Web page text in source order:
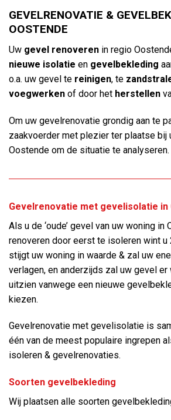
GEVELRENOVATIE &
OOSTENDE
Uw gevel renoveren in regio
nieuwe isolatie en gevelbekleding
o.a. uw gevel te reinigen, te
voegwerken of door het herstellen
Om uw gevelrenovatie grondig aan te
zaakvoerder met plezier ter plaatse bij
Oostende om de situatie te analyseren.
Gevelrenovatie met gevelisolatie in
Als u de ‘oude’ gevel van uw woning in
renoveren door eerst te isoleren wint u
stijgt uw woning in waarde & zal uw
verlagen, en anderzijds zal uw gevel
uitzien vanwege een nieuwe
kiezen.
Gevelrenovatie met gevelisolatie is
één van de meest populaire ingrepen
isoleren & gevelrenovaties.
Soorten gevelbekleding
Wij plaatsen alle soorten